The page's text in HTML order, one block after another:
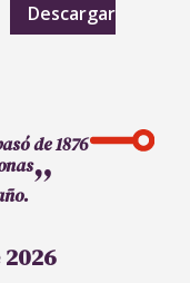
Descargar
de 1876
2026